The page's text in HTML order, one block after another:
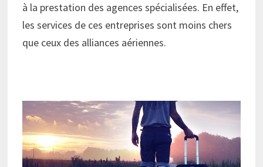
à la prestation des agences spécialisées. En effet,
les services de ces entreprises sont moins chers
que ceux des alliances aériennes.